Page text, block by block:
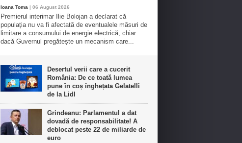
Ioana Toma | 06 August 2026
Premierul interimar Ilie Bolojan a declarat că
populația nu va fi afectată de eventualele măsuri de
limitare a consumului de energie electrică, chiar
dacă Guvernul pregătește un mecanism care...
Desertul verii care a cucerit
România: De ce toată lumea
pune în coș înghețata Gelatelli
de la Lidl
Grindeanu: Parlamentul a dat
dovadă de responsabilitate! A
deblocat peste 22 de miliarde de
euro